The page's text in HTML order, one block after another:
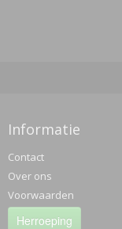
Informatie
Contact
Over ons
Voorwaarden
Herroeping